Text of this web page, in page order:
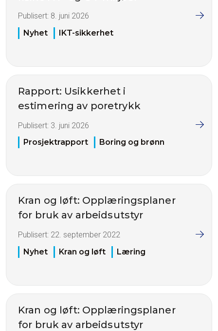
Publisert: 8. juni 2026
Nyhet
IKT-sikkerhet
Rapport: Usikkerhet i
estimering av poretrykk
Publisert: 3. juni 2026
Prosjektrapport
Boring og brønn
Kran og løft: Opplæringsplaner
for bruk av arbeidsutstyr
Publisert: 22. september 2022
Nyhet
Kran og løft Læring
Kran og løft: Opplæringsplaner
for bruk av arbeidsutstyr